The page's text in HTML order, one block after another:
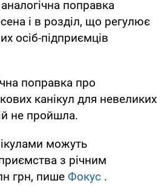
поправка
і в розділ, що регулює
осіб-підприємців
поправка про
канікул для невеликих
не пройшла.
можуть
з річним
грн, пише Фокус .